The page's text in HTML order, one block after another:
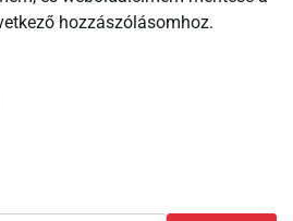
hozzászólásomhoz.